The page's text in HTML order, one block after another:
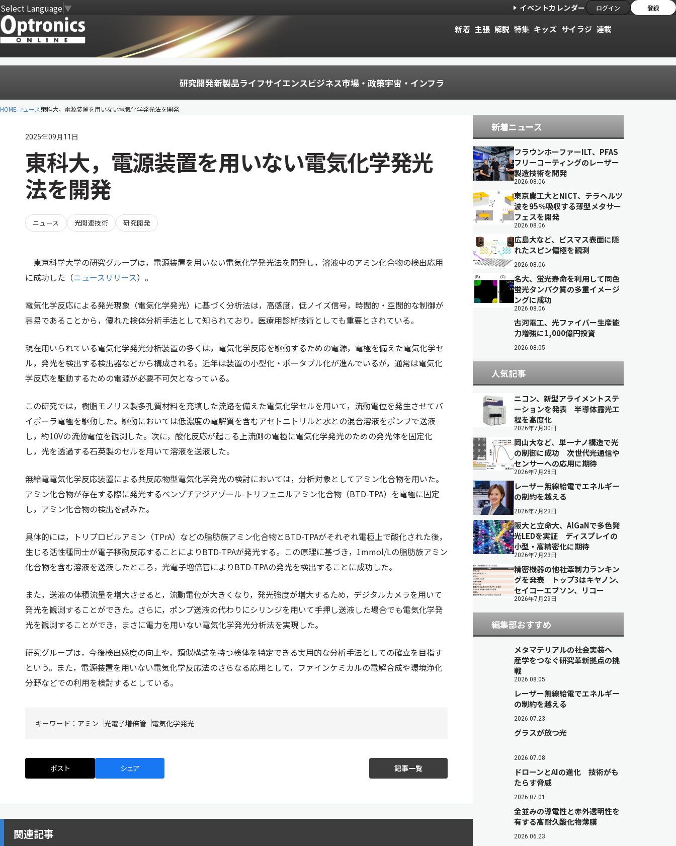
Select Language▼ イベントカレンダー ログイン 登録
新着 主張 解説 特集 キッズ サイラジ 連載
研究開発新製品ライフサイエンスビジネス市場・政策宇宙・インフラ
HOMEニュース東科大，電源装置を用いない電気化学発光法を開発
2025年09月11日
東科大，電源装置を用いない電気化学発光
法を開発
ニュース 光関連技術 研究開発
東京科学大学の研究グループは，電源装置を用いない電気化学発光法を開発し，溶液中のアミン化合物の検出応用
に成功した（ニュースリリース）。
電気化学反応による発光現象（電気化学発光）に基づく分析法は，高感度，低ノイズ信号，時間的・空間的な制御が
容易であることから，優れた検体分析手法として知られており，医療用診断技術としても重要とされている。
現在用いられている電気化学発光分析装置の多くは，電気化学反応を駆動するための電源，電極を備えた電気化学セ
ル，発光を検出する検出器などから構成される。近年は装置の小型化・ポータブル化が進んでいるが，通常は電気化
学反応を駆動するための電源が必要不可欠となっている。
この研究では，樹脂モノリス製多孔質材料を充填した流路を備えた電気化学セルを用いて，流動電位を発生させてバ
イポーラ電極を駆動した。駆動においては低濃度の電解質を含むアセトニトリルと水との混合溶液をポンプで送液
し，約10Vの流動電位を観測した。次に，酸化反応が起こる上流側の電極に電気化学発光のための発光体を固定化
し，光を透過する石英製のセルを用いて溶液を送液した。
無給電電気化学反応装置による共反応物型電気化学発光の検討においては，分析対象としてアミン化合物を用いた。
アミン化合物が存在する際に発光するベンゾチアジアゾール-トリフェニルアミン化合物（BTD-TPA）を電極に固定
し，アミン化合物の検出を試みた。
具体的には，トリプロピルアミン（TPrA）などの脂肪族アミン化合物とBTD-TPAがそれぞれ電極上で酸化された後，
生じる活性種同士が電子移動反応することによりBTD-TPAが発光する。この原理に基づき，1mmol/Lの脂肪族アミン
化合物を含む溶液を送液したところ，光電子増倍管によりBTD-TPAの発光を検出することに成功した。
また，送液の体積流量を増大させると，流動電位が大きくなり，発光強度が増大するため，デジタルカメラを用いて
発光を観測することができた。さらに，ポンプ送液の代わりにシリンジを用いて手押し送液した場合でも電気化学発
光を観測することができ，まさに電力を用いない電気化学発光分析法を実現した。
研究グループは，今後検出感度の向上や，類似構造を持つ検体を特定できる実用的な分析手法としての確立を目指す
という。また，電源装置を用いない電気化学反応法のさらなる応用として，ファインケミカルの電解合成や環境浄化
分野などでの利用を検討するとしている。
キーワード： アミン 光電子増倍管 電気化学発光
ポスト シェア 記事一覧
関連記事
新着ニュース
フラウンホーファーILT、PFAS
フリーコーティングのレーザー
製造技術を開発
2026.08.06
東京農工大とNICT、テラヘルツ
波を95％吸収する薄型メタサー
フェスを開発
2026.08.06
広島大など、ビスマス表面に隠
れたスピン偏極を観測
2026.08.06
名大、蛍光寿命を利用して同色
蛍光タンパク質の多重イメージ
ングに成功
2026.08.06
古河電工、光ファイバー生産能
力増強に1,000億円投資
2026.08.05
人気記事
ニコン、新型アライメントステ
ーションを発表 半導体露光工
程を高度化
2026年7月30日
岡山大など、単一ナノ構造で光
の制御に成功 次世代光通信や
センサーへの応用に期待
2026年7月28日
レーザー無線給電でエネルギー
の制約を越える
2026年7月23日
阪大と立命大、AlGaNで多色発
光LEDを実証 ディスプレイの
小型・高精密化に期待
2026年7月23日
精密機器の他社牽制力ランキン
グを発表 トップ3はキヤノン、
セイコーエプソン、リコー
2026年7月29日
編集部おすすめ
メタマテリアルの社会実装へ
産学をつなぐ研究革新拠点の挑
戦
2026.08.05
レーザー無線給電でエネルギー
の制約を越える
2026.07.23
グラスが放つ光
2026.07.08
ドローンとAIの進化 技術がも
たらす脅威
2026.07.01
金並みの導電性と赤外透明性を
有する高耐久酸化物薄膜
2026.06.23